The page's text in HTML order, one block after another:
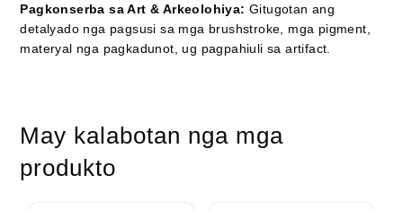
Pagkonserba sa Art & Arkeolohiya: Gitugotan ang
detalyado nga pagsusi sa mga brushstroke, mga pigment,
materyal nga pagkadunot, ug pagpahiuli sa artifact.
May kalabotan nga mga
produkto